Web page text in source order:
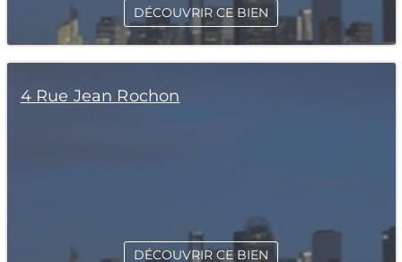
DÉCOUVRIR CE BIEN
4 Rue Jean Rochon
DÉCOUVRIR CE BIEN